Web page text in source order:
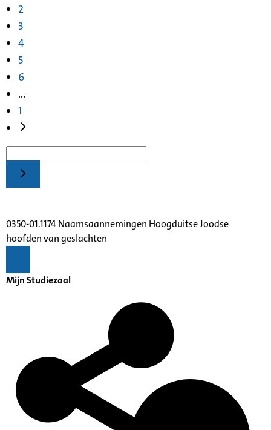
2
3
4
5
6
...
1
0350-01.1174 Naamsaannemingen Hoogduitse Joodse
hoofden van geslachten
Mijn Studiezaal